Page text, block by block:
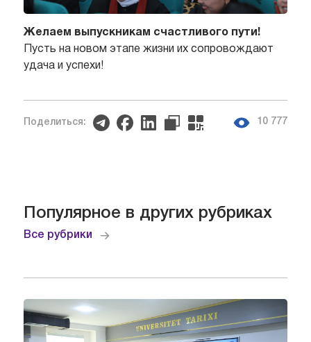
Желаем выпускникам счастливого пути!
Пусть на новом этапе жизни их сопровождают
удача и успехи!
Поделиться: 10 777
Популярное в других рубриках
Все рубрики